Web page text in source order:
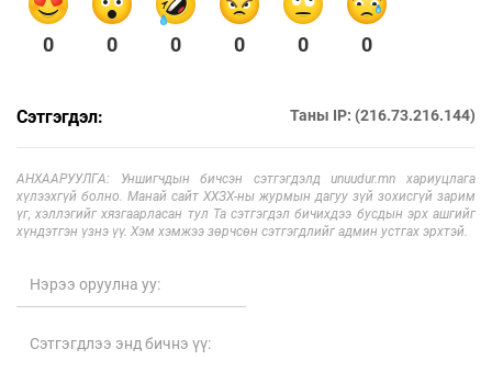
0 0 0 0 0 0
Сэтгэгдэл: Таны IP: (216.73.216.144)
АНХААРУУЛГА: Уншигчдын бичсэн сэтгэгдэлд unuudur.mn хариуцлага
хүлээхгүй болно. Манай сайт ХХЗХ-ны журмын дагуу зүй зохисгүй зарим
үг, хэллэгийг хязгаарласан тул Та сэтгэгдэл бичихдээ бусдын эрх ашгийг
хүндэтгэн үзнэ үү. Хэм хэмжээ зөрчсөн сэтгэгдлийг админ устгах эрхтэй.